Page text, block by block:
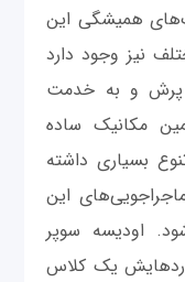
همیشگی این
نیز وجود دارد
پرش و به خدمت
مکانیک ساده
بسیاری داشته
این
اودیسه سوپر
یک کلاس